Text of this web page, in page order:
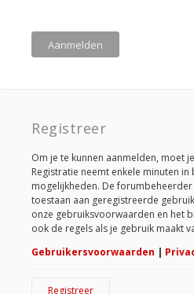
Registreer
Om je te kunnen aanmelden, moet
Registratie neemt enkele minuten
mogelijkheden. De
toestaan aan geregistreerde
onze gebruiksvoorwaarden en het
ook de regels als je gebruik maakt
Gebruikersvoorwaarden |
Registreer